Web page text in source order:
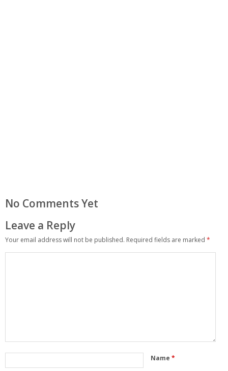
No Comments Yet
Leave a Reply
Your email address will not be published. Required fields are marked *
Name *